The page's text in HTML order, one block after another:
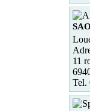
11
Tel.